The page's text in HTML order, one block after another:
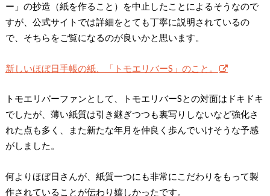
ー」の抄造（紙を作ること）を中止したことによるそうなので
すが、公式サイトでは詳細をとても丁寧に説明されているの
で、そちらをご覧になるのが良いかと思います。
新しいほぼ日手帳の紙、「トモエリバーS」のこと。
トモエリバーファンとして、トモエリバーSとの対面はドキドキ
でしたが、薄い紙質は引き継ぎつつも裏写りしないなど強化さ
れた点も多く、また新たな年月を仲良く歩んでいけそうな予感
がしました。
何よりほぼ日さんが、紙質一つにも非常にこだわりをもって製
作されていることが伝わり嬉しかったです。